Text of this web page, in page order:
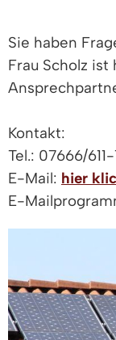
Sie haben
Frau Scholz
Kontakt:
Tel.: 07666/
E-Mail: hier
E-